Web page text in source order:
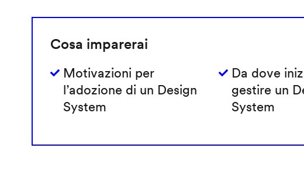
Cosa imparerai
Motivazioni per
l’adozione di un Design
System
Da dove
gestire un
System